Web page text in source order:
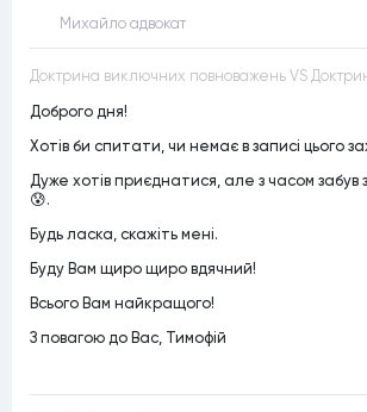
Михайло адвокат
Доброго дня!
Хотів би спитати, чи немає в записі цього
Дуже хотів приєднатися, але з часом забув
😰.
Будь ласка, скажіть мені.
Буду Вам щиро щиро вдячний!
Всього Вам найкращого!
З повагою до Вас, Тимофій